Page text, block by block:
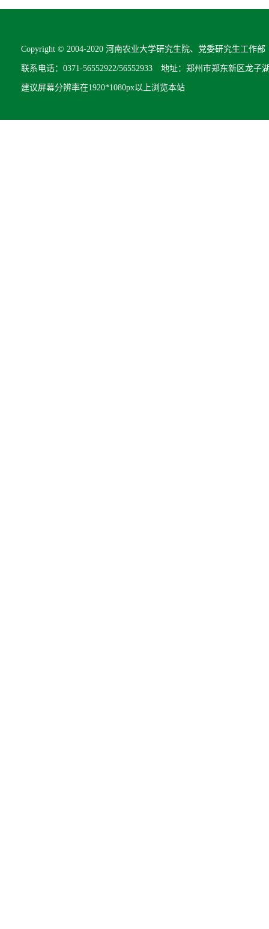
Copyright © 2004-2020 河南农业大学研究生院、党委研究生工作
联系电话：0371-56552922/56552933 地址：郑州市郑东新区龙子
建议屏幕分辨率在1920*1080px以上浏览本站